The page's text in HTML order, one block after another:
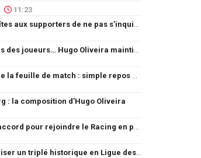
11:23
: la composition d’Hugo Oliveira